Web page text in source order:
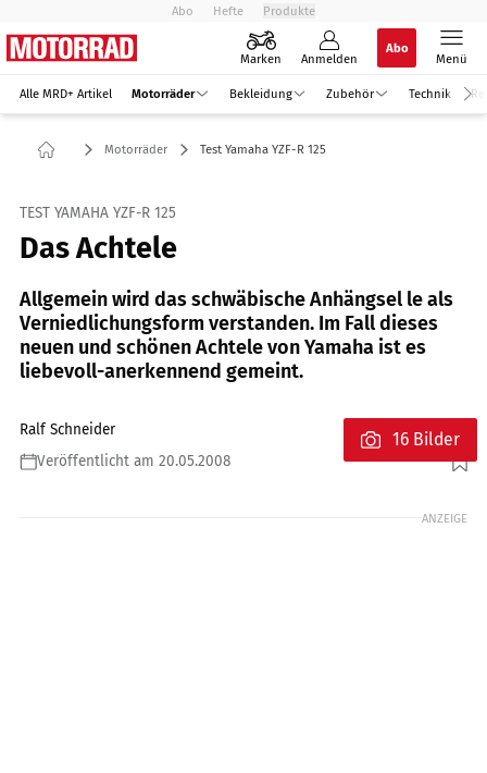
Abo Hefte Produkte
Marken Anmelden
Abo
Menü
Alle MRD+ Artikel Motorräder Bekleidung Zubehör Technik
Motorräder Test Yamaha YZF-R 125
TEST YAMAHA YZF-R 125
Das Achtele
Allgemein wird das schwäbische Anhängsel le als
Verniedlichungsform verstanden. Im Fall dieses
neuen und schönen Achtele von Yamaha ist es
liebevoll-anerkennend gemeint.
Ralf Schneider
Veröffentlicht am 20.05.2008
Foto: fact
16 Bilder
ANZEIGE